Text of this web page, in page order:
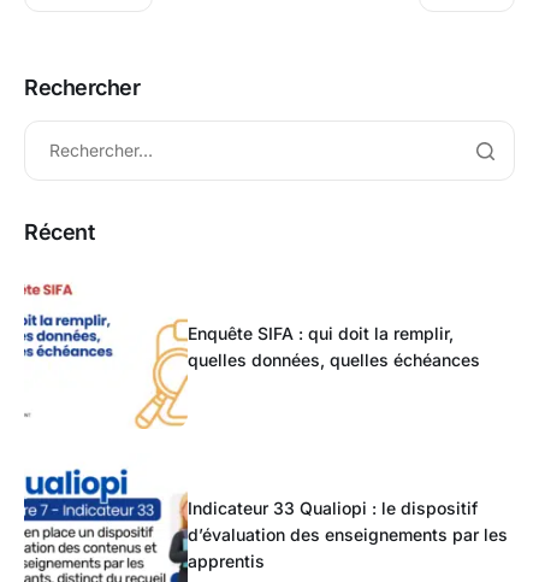
Rechercher
Récent
Enquête SIFA : qui doit la remplir,
quelles données, quelles échéances
Indicateur 33 Qualiopi : le dispositif
d’évaluation des enseignements par les
apprentis